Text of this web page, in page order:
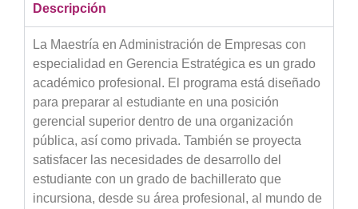
Descripción
La Maestría en Administración de Empresas con
especialidad en Gerencia Estratégica es un grado
académico profesional. El programa está diseñado
para preparar al estudiante en una posición
gerencial superior dentro de una organización
pública, así como privada. También se proyecta
satisfacer las necesidades de desarrollo del
estudiante con un grado de bachillerato que
incursiona, desde su área profesional, al mundo de